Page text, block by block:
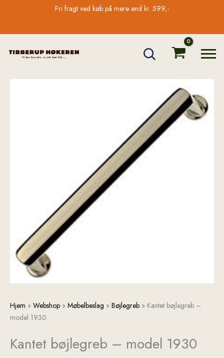
Fri fragt ved køb på mere end kr. 599,-
Hjem » Webshop » Møbelbeslag » Bøjlegreb » Kantet bøjlegreb –
model 1930
Kantet bøjlegreb – model 1930
Kantet
bøjlegreb
model